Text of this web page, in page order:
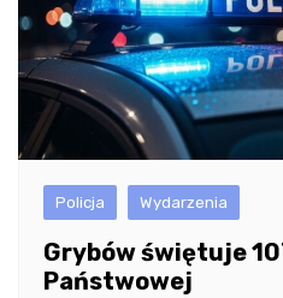
Policja Wydarzenia
Grybów świętuje
Państwowej